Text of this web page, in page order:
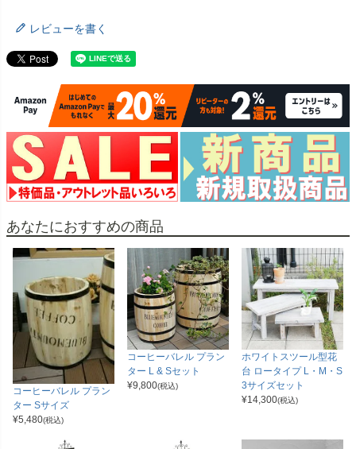
レビューを書く
あなたにおすすめの商品
コーヒーバレル プラン
ター Sサイズ
¥5,480(税込)
コーヒーバレル プラン
ター L & Sセット
¥9,800(税込)
ホワイトスツール型花
台 ロータイプ L・M・S
3サイズセット
¥14,300(税込)